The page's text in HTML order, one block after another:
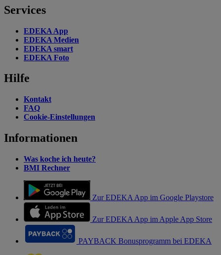
Services
EDEKA App
EDEKA Medien
EDEKA smart
EDEKA Foto
Hilfe
Kontakt
FAQ
Cookie-Einstellungen
Informationen
Was koche ich heute?
BMI Rechner
Zur EDEKA App im Google Playstore
Zur EDEKA App im Apple App Store
PAYBACK Bonusprogramm bei EDEKA